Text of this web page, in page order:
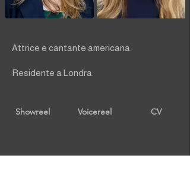
Attrice e cantante americana.
Residente a Londra.
Showreel Voicereel CV